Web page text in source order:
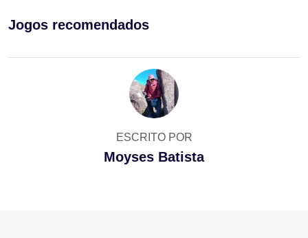
Jogos recomendados
ESCRITO POR
Moyses Batista